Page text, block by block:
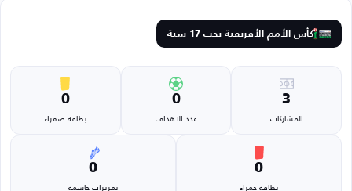
كأس الأمم الأفريقية تحت 17 سنة
3
المشاركات
0
عدد الاهداف
0
بطاقة صفراء
0
بطاقة حمراء
0
تمريرات حاسمة